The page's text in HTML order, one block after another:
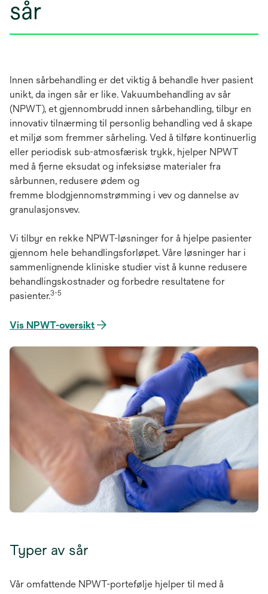
sår
Innen sårbehandling er det viktig å behandle hver pasient
unikt, da ingen sår er like. Vakuumbehandling av sår
(NPWT), et gjennombrudd innen sårbehandling, tilbyr en
innovativ tilnærming til personlig behandling ved å skape
et miljø som fremmer sårheling. Ved å tilføre kontinuerlig
eller periodisk sub-atmosfærisk trykk, hjelper NPWT
med å fjerne eksudat og infeksiøse materialer fra
sårbunnen, redusere ødem og
fremme blodgjennomstrømming i vev og dannelse av
granulasjonsvev.
Vi tilbyr en rekke NPWT-løsninger for å hjelpe pasienter
gjennom hele behandlingsforløpet. Våre løsninger har i
sammenlignende kliniske studier vist å kunne redusere
behandlingskostnader og forbedre resultatene for
pasienter.3-5
Vis NPWT-oversikt
opens
in
Typer av sår
Vår omfattende NPWT-portefølje hjelper til med å